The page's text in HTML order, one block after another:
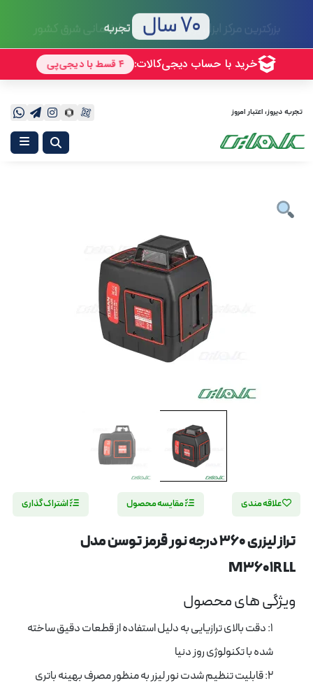
70 سال تجربه
تجربه دیروز، اعتبار امروز
علاقه مندی مقایسه محصول اشتراک گذاری
تراز لیزری 360 درجه نور قرمز توسن مدل
M3601RLL
ویژگی های محصول
1: دقت بالای ترازیایی به دلیل استفاده از قطعات دقیق ساخته
شده با تکنولوژی روز دنیا
2: قابلیت تنظیم شدت نور لیزر به منظور مصرف بهینه باتری